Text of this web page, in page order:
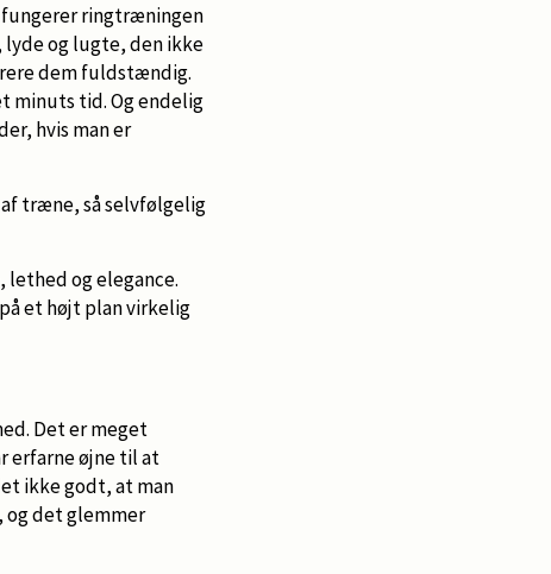
fungerer ringtræningen
og lugte, den ikke
dem fuldstændig.
minuts tid. Og endelig
hvis man er
træne, så selvfølgelig
lethed og elegance.
et højt plan virkelig
Det er meget
erfarne øjne til at
ikke godt, at man
og det glemmer